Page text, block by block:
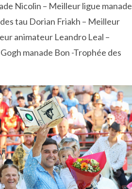
Nicolin – Meilleur ligue manade
tau Dorian Friakh – Meilleur
animateur Leandro Leal –
manade Bon -Trophée des